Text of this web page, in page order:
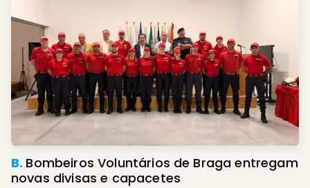
B. Bombeiros Voluntários de Braga entregam
novas divisas e capacetes